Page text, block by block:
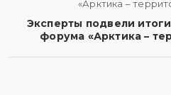
Эксперты подвели
форума «Арктика –